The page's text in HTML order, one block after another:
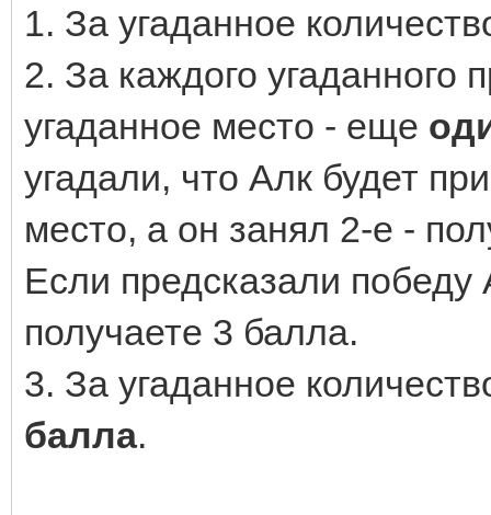
1. За угаданное
2. За каждого угаданного
угаданное место - еще
угадали, что Алк будет
место, а он занял 2-е -
Если предсказали
получаете 3 балла.
3. За угаданное
балла.